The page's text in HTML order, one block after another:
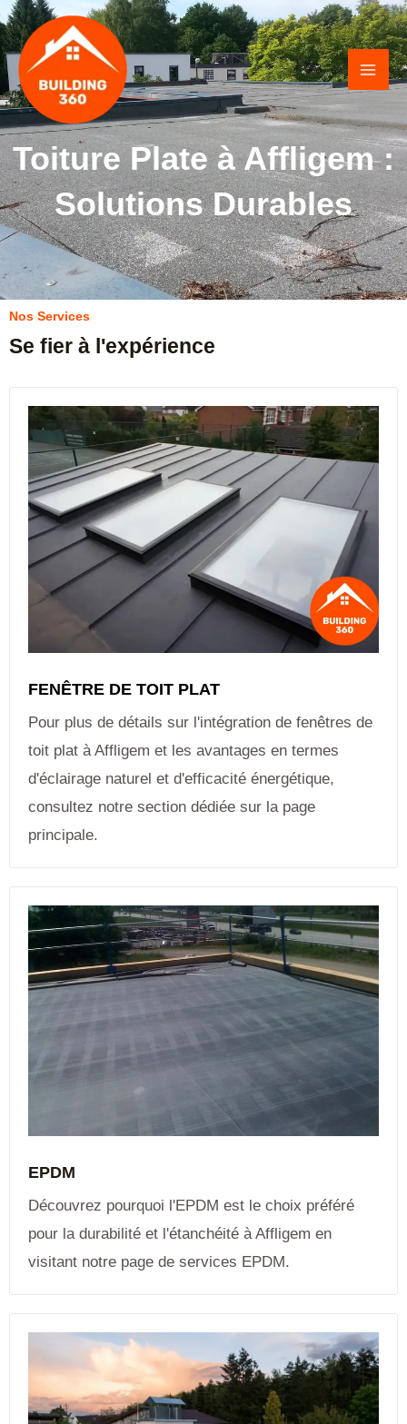
Skip
to
content
Toiture Plate à Affligem :
Solutions Durables
Nos Services
Se fier à l'expérience
FENÊTRE DE TOIT PLAT
Pour plus de détails sur l'intégration de fenêtres de
toit plat à Affligem et les avantages en termes
d'éclairage naturel et d'efficacité énergétique,
consultez notre section dédiée sur la page
principale.
EPDM
Découvrez pourquoi l'EPDM est le choix préféré
pour la durabilité et l'étanchéité à Affligem en
visitant notre page de services EPDM.